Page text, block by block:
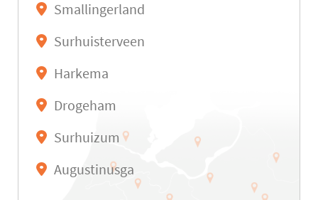
Smallingerland
Surhuisterveen
Harkema
Drogeham
Surhuizum
Augustinusga